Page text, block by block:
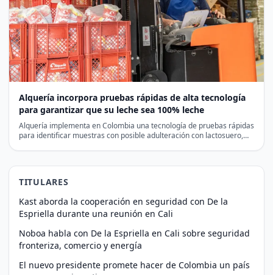
Alquería incorpora pruebas rápidas de alta tecnología
para garantizar que su leche sea 100% leche
Alquería implementa en Colombia una tecnología de pruebas rápidas
para identificar muestras con posible adulteración con lactosuero,
TITULARES
Kast aborda la cooperación en seguridad con De la
Espriella durante una reunión en Cali
Noboa habla con De la Espriella en Cali sobre seguridad
fronteriza, comercio y energía
El nuevo presidente promete hacer de Colombia un país